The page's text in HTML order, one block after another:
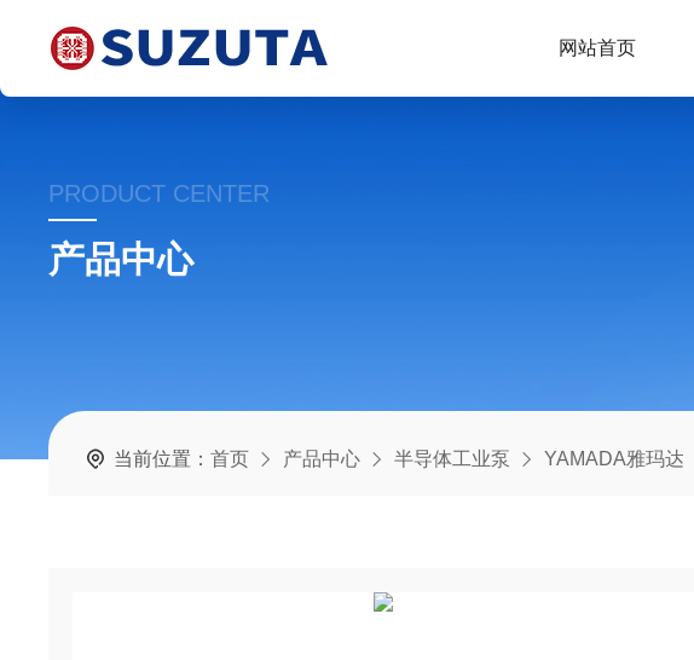
网站首页
PRODUCT CENTER
产品中心
当前位置：首页 产品中心 半导体工业泵 YAMADA雅玛达